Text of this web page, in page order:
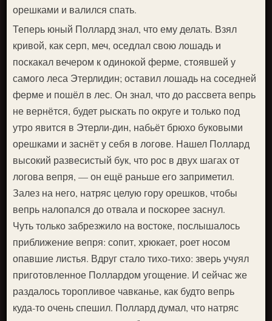
орешками и валился спать.
Теперь юный Поллард знал, что ему делать. Взял
кривой, как серп, меч, оседлал свою лошадь и
поскакал вечером к одинокой ферме, стоявшей у
самого леса Этерлидин; оставил лошадь на соседней
ферме и пошёл в лес. Он знал, что до рассвета вепрь
не вернётся, будет рыскать по округе и только под
утро явится в Этерли-дин, набьёт брюхо буковыми
орешками и заснёт у себя в логове. Нашел Поллард
высокий развесистый бук, что рос в двух шагах от
логова вепря, — он ещё раньше его заприметил.
Залез на него, натряс целую гору орешков, чтобы
вепрь налопался до отвала и поскорее заснул.
Чуть только забрезжило на востоке, послышалось
приближение вепря: сопит, хрюкает, роет носом
опавшие листья. Вдруг стало тихо-тихо: зверь учуял
приготовленное Поллардом угощение. И сейчас же
раздалось торопливое чавканье, как будто вепрь
куда-то очень спешил. Поллард думал, что натряс